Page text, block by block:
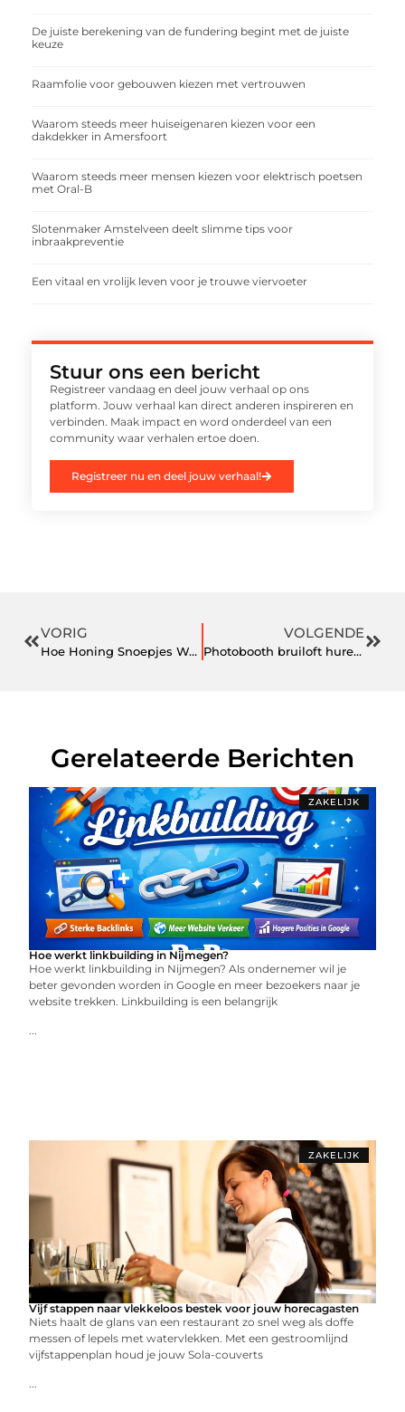
De juiste berekening van de fundering begint met de juiste
keuze
Raamfolie voor gebouwen kiezen met vertrouwen
Waarom steeds meer huiseigenaren kiezen voor een
dakdekker in Amersfoort
Waarom steeds meer mensen kiezen voor elektrisch poetsen
met Oral-B
Slotenmaker Amstelveen deelt slimme tips voor
inbraakpreventie
Een vitaal en vrolijk leven voor je trouwe viervoeter
Stuur ons een bericht
Registreer vandaag en deel jouw verhaal op ons
platform. Jouw verhaal kan direct anderen inspireren en
verbinden. Maak impact en word onderdeel van een
community waar verhalen ertoe doen.
Registreer nu en deel jouw verhaal!
VORIG
Hoe Honing Snoepjes Worden Gemaakt: Een Kijkje Achter de Schermen
VOLGENDE
Photobooth bruiloft huren: een onvergetelijke ervaring
Gerelateerde Berichten
ZAKELIJK
Hoe werkt linkbuilding in Nijmegen?
Hoe werkt linkbuilding in Nijmegen? Als ondernemer wil je
beter gevonden worden in Google en meer bezoekers naar je
website trekken. Linkbuilding is een belangrijk
...
ZAKELIJK
Vijf stappen naar vlekkeloos bestek voor jouw horecagasten
Niets haalt de glans van een restaurant zo snel weg als doffe
messen of lepels met watervlekken. Met een gestroomlijnd
vijfstappenplan houd je jouw Sola-couverts
...